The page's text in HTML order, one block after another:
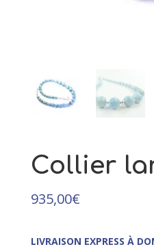
Collier
935,00€
LIVRAISON EXPRESS À